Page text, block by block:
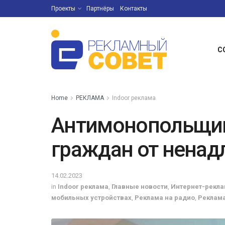
Проекты Партнёры Контакты
Home РЕКЛАМА Indoor реклама
граждан от
14.02.2023
in Indoor реклама Главные новости Интернет-
мобильных устройствах Реклама на радио